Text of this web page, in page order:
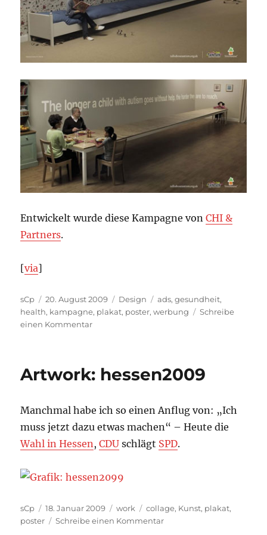
Entwickelt wurde diese Kampagne vonCHI &
Partners.
[via]
Autor
sCp
Veröffentlicht
am
20. August 2009 Kategorien
Design Schlagwörter
ads,gesundheit,
health, kampagne, plakat, poster,werbung
Schreibe
einen Kommentarzu
gestaltet
Artwork: hessen2009
Manchmal habe ich so einen Anflug von: „Ich
muss jetzt dazu etwas machen“ – Heute die
Wahl in Hessen ,CDU schlägt SPD.
Autor
sCp
Veröffentlicht
am
18. Januar 2009 Kategorien
work Schlagwörter
collage, Kunst, plakat,
poster
Schreibe einen Kommentarzu